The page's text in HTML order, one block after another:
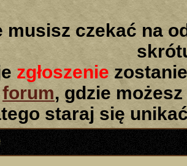
musisz czekać na
zgłoszenie
forum, gdzie
staraj się